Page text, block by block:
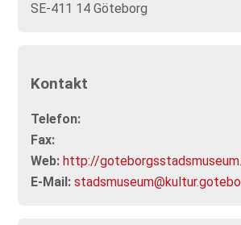
SE-411 14 Göteborg
Kontakt
Telefon:
Fax:
Web: http://
E-Mail: